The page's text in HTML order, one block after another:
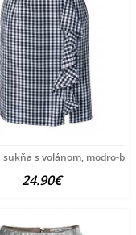
sukňa s volánom, modro-
24.90€